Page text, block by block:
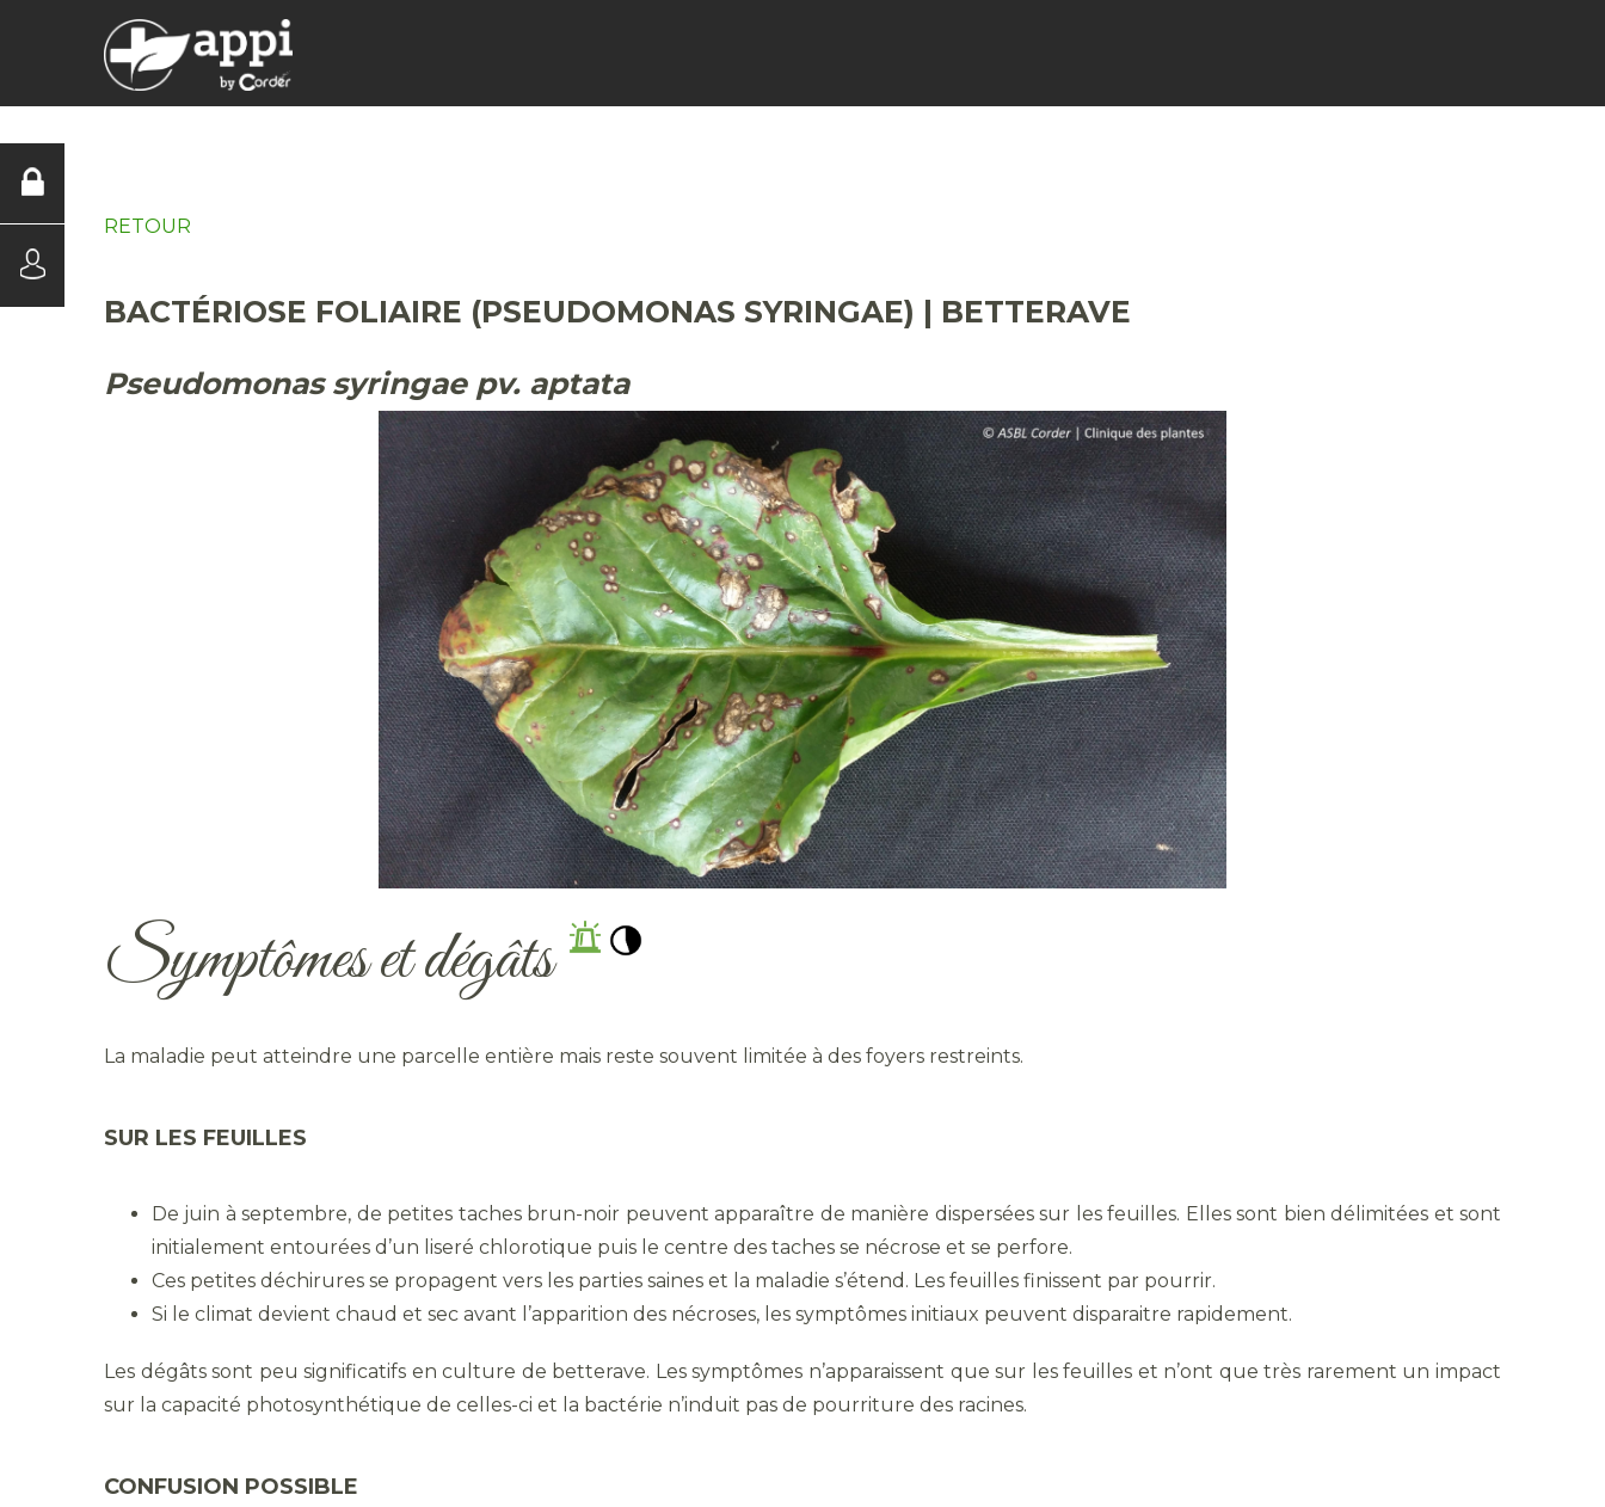
RETOUR
BACTÉRIOSE FOLIAIRE (PSEUDOMONAS SYRINGAE) | BETTERAVE
Pseudomonas syringae pv. aptata
Symptômes et dégâts
La maladie peut atteindre une parcelle entière mais reste souvent limitée à des foyers restreints.
SUR LES FEUILLES
De juin à septembre, de petites taches brun-noir peuvent apparaître de manière dispersées sur les feuilles. Elles sont bien délimitées et sont
initialement entourées d’un liseré chlorotique puis le centre des taches se nécrose et se perfore.
Ces petites déchirures se propagent vers les parties saines et la maladie s’étend. Les feuilles finissent par pourrir.
Si le climat devient chaud et sec avant l’apparition des nécroses, les symptômes initiaux peuvent disparaitre rapidement.
Les dégâts sont peu significatifs en culture de betterave. Les symptômes n’apparaissent que sur les feuilles et n’ont que très rarement un impact
sur la capacité photosynthétique de celles-ci et la bactérie n’induit pas de pourriture des racines.
CONFUSION POSSIBLE